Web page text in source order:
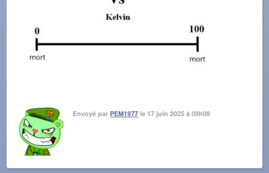
Envoyé parPEM1977 le 17 juin 2025 à 09h09